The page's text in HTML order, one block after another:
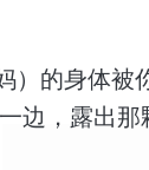
身体被
边，露出那